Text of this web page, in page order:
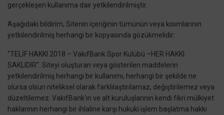
gerçekleşen kullanıma dair yetkilendirilmiştir.
Aşağıdaki bildirim, Sitenin içeriğinin tümünün veya kısımlarının
yetkilendirilmiş herhangi bir kopyasında gözükmelidir:
"TELİF HAKKI 2018 – VakıfBank Spor Kulübü –HER HAKKI
SAKLIDIR". Siteyi oluşturan veya gösterilen maddelerin
yetkilendirilmiş herhangi bir kullanımı, herhangi bir şekilde ne
olursa olsun niteliksel olarak farklılaştırılamaz, değiştirilemez veya
düzeltilemez. VakıfBank'ın ve alt kuruluşlarının kendi fikri mülkiyet
haklarının herhangi bir ihlaline karşı hukuki işlem başlatma hakkı